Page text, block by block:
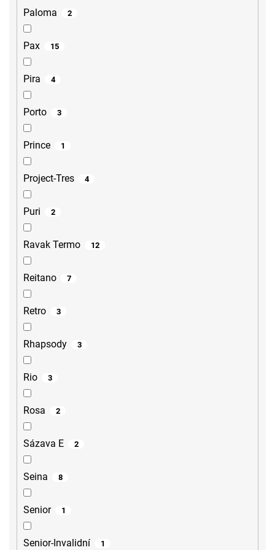
Paloma 2
Pax 15
Pira 4
Porto 3
Prince 1
Project-Tres 4
Puri 2
Ravak Termo 12
Reitano 7
Retro 3
Rhapsody 3
Rio 3
Rosa 2
Sázava E 2
Seina 8
Senior 1
Senior-Invalidní 1